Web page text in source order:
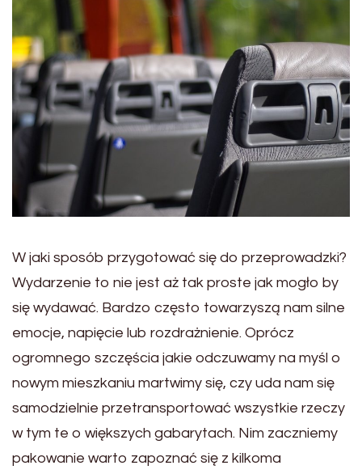
W jaki sposób przygotować się do przeprowadzki?
Wydarzenie to nie jest aż tak proste jak mogło by
się wydawać. Bardzo często towarzyszą nam silne
emocje, napięcie lub rozdrażnienie. Oprócz
ogromnego szczęścia jakie odczuwamy na myśl o
nowym mieszkaniu martwimy się, czy uda nam się
samodzielnie przetransportować wszystkie rzeczy
w tym te o większych gabarytach. Nim zaczniemy
pakowanie warto zapoznać się z kilkoma